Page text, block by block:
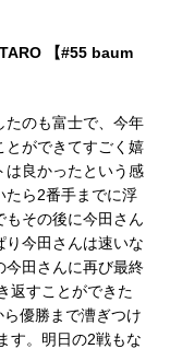
【#55 baum
たのも富⼠で、今年
とができてすごく嬉
は良かったという感
たら2番⼿までに浮
もその後に今⽥さん
り今⽥さんは速いな
今⽥さんに再び最終
返すことができた
優勝まで漕ぎつけ
す。明⽇の2戦もな